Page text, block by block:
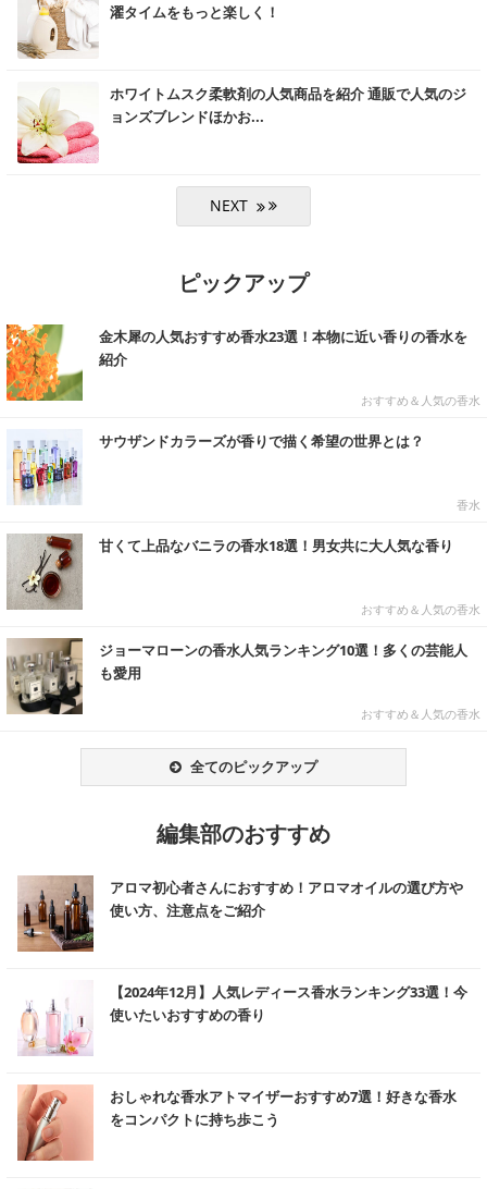
濯タイムをもっと楽しく！
ホワイトムスク柔軟剤の人気商品を紹介 通販で人気のジ
ョンズブレンドほかお...
ピックアップ
金木犀の人気おすすめ香水23選！本物に近い香りの香水を
紹介
おすすめ＆人気の香水
サウザンドカラーズが香りで描く希望の世界とは？
香水
甘くて上品なバニラの香水18選！男女共に大人気な香り
おすすめ＆人気の香水
ジョーマローンの香水人気ランキング10選！多くの芸能人
も愛用
おすすめ＆人気の香水
全てのピックアップ
編集部のおすすめ
アロマ初心者さんにおすすめ！アロマオイルの選び方や
使い方、注意点をご紹介
【2024年12月】人気レディース香水ランキング33選！今
使いたいおすすめの香り
おしゃれな香水アトマイザーおすすめ7選！好きな香水
をコンパクトに持ち歩こう